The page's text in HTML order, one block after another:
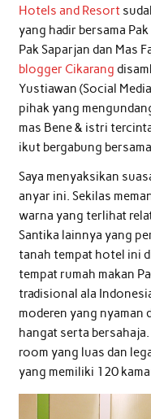
Hotels and Resort
yang hadir bersama
Pak Saparjan dan Mas
blogger Cikarang
Yustiawan (Social
pihak yang
mas Bene & istri
ikut bergabung
Saya menyaksikan
anyar ini. Sekilas
warna yang terlihat
Santika lainnya yang
tanah tempat hotel ini
tempat rumah makan
tradisional ala
moderen yang nyaman
hangat serta
room yang luas dan
yang memiliki 120